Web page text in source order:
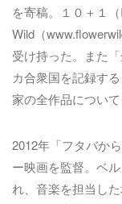
を寄稿。１０＋１
Wild（
受け持った。また
カ合衆国を記録す
家の全作品につい
2012年「フタバか
ー映画を監督。ベ
れ、音楽を担当し